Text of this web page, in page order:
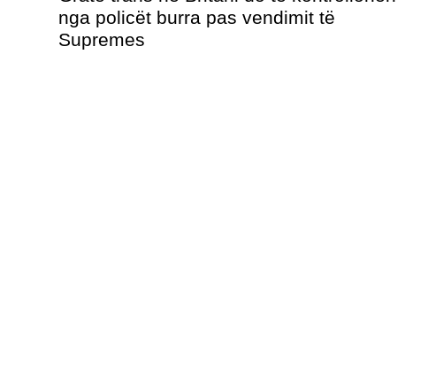
nga policët burra pas vendimit të
Supremes